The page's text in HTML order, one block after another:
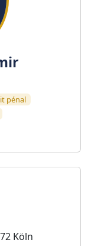
pénal
Köln